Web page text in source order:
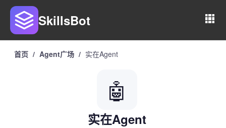
SkillsBot
首页 / Agent广场 / 实在Agent
🤖
实在Agent